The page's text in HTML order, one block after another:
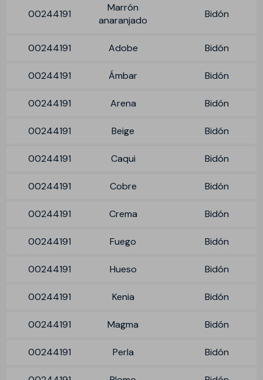
00244191
Marrón
anaranjado
Bidón
00244191 Adobe Bidón
00244191 Ámbar Bidón
00244191 Arena Bidón
00244191 Beige Bidón
00244191 Caqui Bidón
00244191 Cobre Bidón
00244191 Crema Bidón
00244191 Fuego Bidón
00244191 Hueso Bidón
00244191 Kenia Bidón
00244191 Magma Bidón
00244191 Perla Bidón